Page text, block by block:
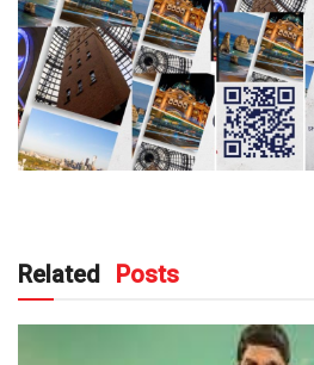
Related Posts